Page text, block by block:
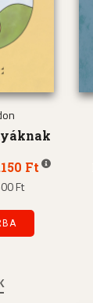
Ft
Ft